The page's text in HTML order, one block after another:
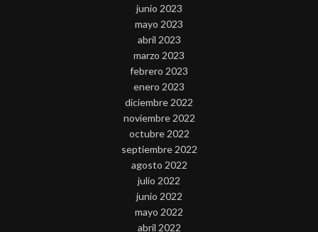
junio 2023
mayo 2023
abril 2023
marzo 2023
febrero 2023
enero 2023
diciembre 2022
noviembre 2022
octubre 2022
septiembre 2022
agosto 2022
julio 2022
junio 2022
mayo 2022
abril 2022